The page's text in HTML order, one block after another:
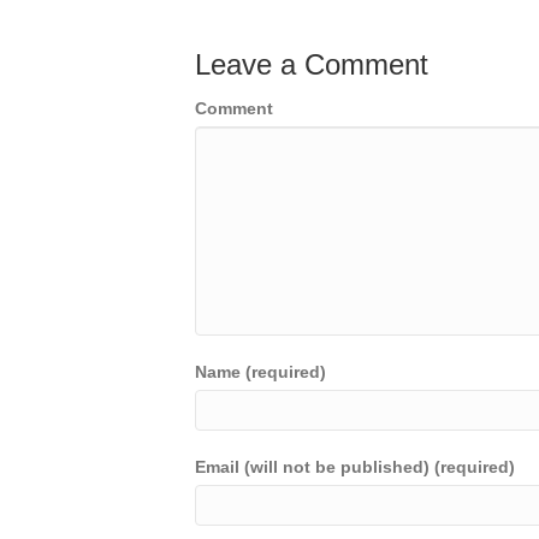
Leave a Comment
Comment
Name (required)
Email (will not be published) (required)